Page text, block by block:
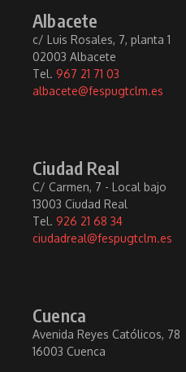
Albacete
c/ Luis Rosales, 7, planta 1
02003 Albacete
Tel. 967 21 71 03
albacete@fespugtclm.es
Ciudad Real
C/ Carmen, 7 - Local bajo
13003 Ciudad Real
Tel. 926 21 68 34
ciudadreal@fespugtclm.es
Cuenca
Avenida Reyes Católicos, 78
16003 Cuenca